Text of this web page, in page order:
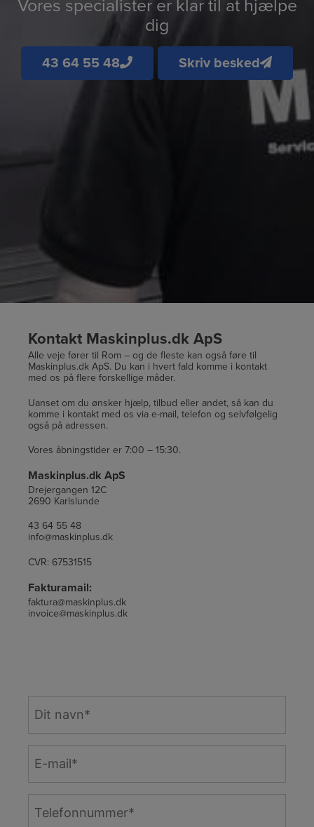
Vores specialister er klar til at hjælpe
dig
43 64 55 48 Skriv besked
Kontakt Maskinplus.dk ApS
Alle veje fører til Rom – og de fleste kan også føre til
Maskinplus.dk ApS. Du kan i hvert fald komme i kontakt
med os på flere forskellige måder.
Uanset om du ønsker hjælp, tilbud eller andet, så kan du
komme i kontakt med os via e-mail, telefon og selvfølgelig
også på adressen.
Vores åbningstider er 7:00 – 15:30.
Maskinplus.dk ApS
Drejergangen 12C
2690 Karlslunde
43 64 55 48
info@maskinplus.dk
CVR: 67531515
Fakturamail:
faktura@maskinplus.dk
invoice@maskinplus.dk
*
mail
*